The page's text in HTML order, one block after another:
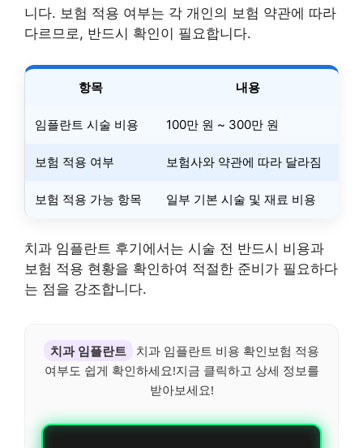
니다. 보험 적용 여부는 각 개인의 보험 약관에 따라
다르므로, 반드시 확인이 필요합니다.
항목 내용
임플란트 시술 비용 100만 원 ~ 300만 원
보험 적용 여부 보험사와 약관에 따라 달라짐
보험 적용 가능 항목 일부 기본 시술 및 재료 비용
치과 임플란트 후기에서는 시술 전 반드시 비용과
보험 적용 현황을 확인하여 적절한 준비가 필요하다
는 점을 강조합니다.
치과 임플란트
치과 임플란트 비용 확인보험 적용
여부도 쉽게 확인하세요!지금 클릭하고 상세 정보를
받아보세요!